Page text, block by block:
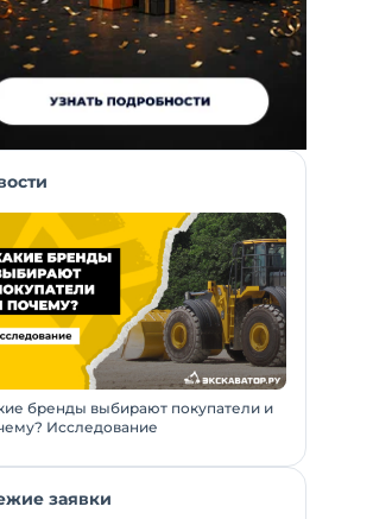
бренды выбирают покупатели и
Исследование
заявки